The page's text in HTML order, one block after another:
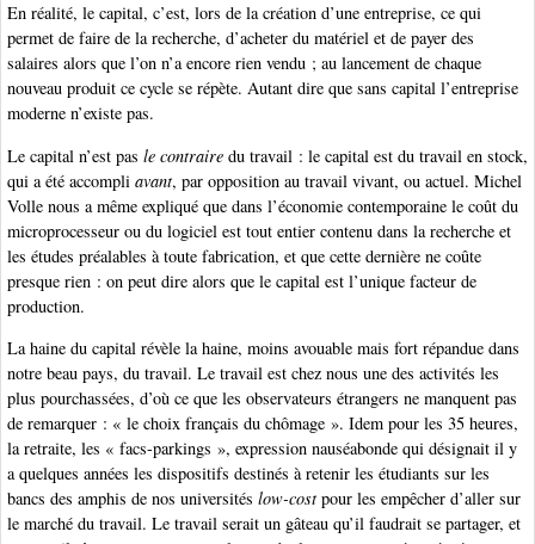
En réalité, le capital, c’est, lors de la création d’une entreprise, ce qui
permet de faire de la recherche, d’acheter du matériel et de payer des
salaires alors que l’on n’a encore rien vendu ; au lancement de chaque
nouveau produit ce cycle se répète. Autant dire que sans capital l’entreprise
moderne n’existe pas.
Le capital n’est pas le contraire du travail : le capital est du travail en stock,
qui a été accompli avant, par opposition au travail vivant, ou actuel. Michel
Volle nous a même expliqué que dans l’économie contemporaine le coût du
microprocesseur ou du logiciel est tout entier contenu dans la recherche et
les études préalables à toute fabrication, et que cette dernière ne coûte
presque rien : on peut dire alors que le capital est l’unique facteur de
production.
La haine du capital révèle la haine, moins avouable mais fort répandue dans
notre beau pays, du travail. Le travail est chez nous une des activités les
plus pourchassées, d’où ce que les observateurs étrangers ne manquent pas
de remarquer : « le choix français du chômage ». Idem pour les 35 heures,
la retraite, les « facs-parkings », expression nauséabonde qui désignait il y
a quelques années les dispositifs destinés à retenir les étudiants sur les
bancs des amphis de nos universités low-costpour les empêcher d’aller sur
le marché du travail. Le travail serait un gâteau qu’il faudrait se partager, et